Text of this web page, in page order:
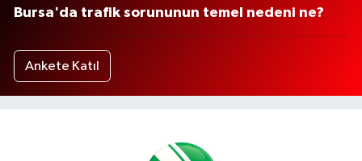
Bursa'da trafik sorununun temel nedeni ne?
Ankete Katıl